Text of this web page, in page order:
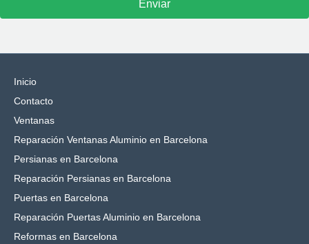
Inicio
Contacto
Ventanas
Reparación Ventanas Aluminio en Barcelona
Persianas en Barcelona
Reparación Persianas en Barcelona
Puertas en Barcelona
Reparación Puertas Aluminio en Barcelona
Reformas en Barcelona